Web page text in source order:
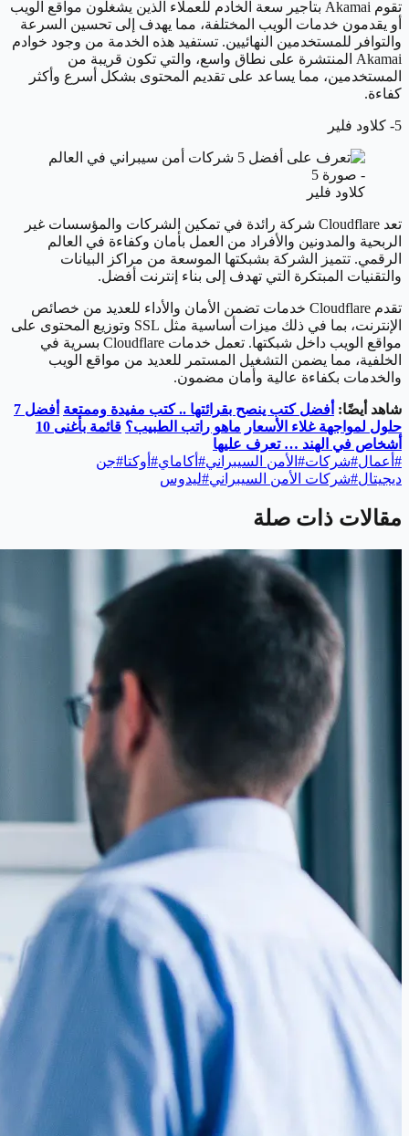
تقوم Akamai بتأجير سعة الخادم للعملاء الذين يشغلون مواقع الويب
أو يقدمون خدمات الويب المختلفة، مما يهدف إلى تحسين السرعة
والتوافر للمستخدمين النهائيين. تستفيد هذه الخدمة من وجود خوادم
Akamai المنتشرة على نطاق واسع، والتي تكون قريبة من
المستخدمين، مما يساعد على تقديم المحتوى بشكل أسرع وأكثر
كفاءة.
5- كلاود فلير
كلاود فلير
تعد Cloudflare شركة رائدة في تمكين الشركات والمؤسسات غير
الربحية والمدونين والأفراد من العمل بأمان وكفاءة في العالم
الرقمي. تتميز الشركة بشبكتها الموسعة من مراكز البيانات
والتقنيات المبتكرة التي تهدف إلى بناء إنترنت أفضل.
تقدم Cloudflare خدمات تضمن الأمان والأداء للعديد من خصائص
الإنترنت، بما في ذلك ميزات أساسية مثل SSL وتوزيع المحتوى على
مواقع الويب داخل شبكتها. تعمل خدمات Cloudflare بسرية في
الخلفية، مما يضمن التشغيل المستمر للعديد من مواقع الويب
والخدمات بكفاءة عالية وأمان مضمون.
شاهد أيضًا: أفضل كتب ينصح بقرائتها .. كتب مفيدة وممتعة
أفضل 7
حلول لمواجهة غلاء الأسعار ماهو راتب الطبيب؟
قائمة بأغنى 10
أشخاص في الهند … تعرف عليها
# أعمال#شركات# الأمن السيبراني# أكاماي# أوكتا#جن
ديجيتال#شركات الأمن السيبراني#ليدوس
مقالات ذات صلة